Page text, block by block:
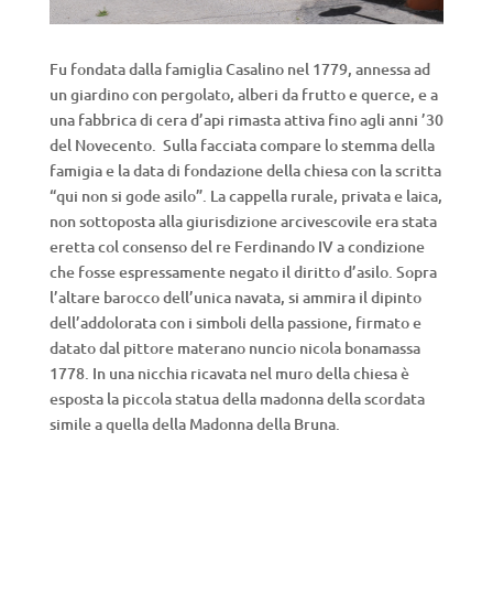
Fu fondata dalla famiglia Casalino nel 1779, annessa ad
un giardino con pergolato, alberi da frutto e querce, e a
una fabbrica di cera d’api rimasta attiva fino agli anni ’30
del Novecento. Sulla facciata compare lo stemma della
famigia e la data di fondazione della chiesa con la scritta
“qui non si gode asilo”. La cappella rurale, privata e laica,
non sottoposta alla giurisdizione arcivescovile era stata
eretta col consenso del re Ferdinando IV a condizione
che fosse espressamente negato il diritto d’asilo. Sopra
l’altare barocco dell’unica navata, si ammira il dipinto
dell’addolorata con i simboli della passione, firmato e
datato dal pittore materano nuncio nicola bonamassa
1778. In una nicchia ricavata nel muro della chiesa è
esposta la piccola statua della madonna della scordata
simile a quella della Madonna della Bruna.